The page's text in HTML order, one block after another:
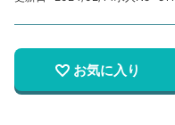
お気に入り